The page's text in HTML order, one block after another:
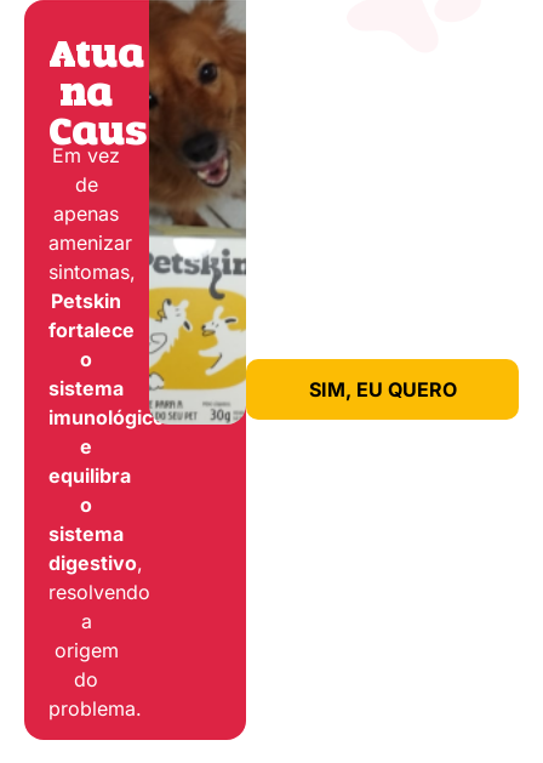
Atua
na
Causa:
Em vez
de
apenas
amenizar
sintomas,
Petskin
fortalece
o
sistema
imunológico
e
equilibra
o
sistema
digestivo,
resolvendo
a
origem
do
problema.
SIM, EU QUERO